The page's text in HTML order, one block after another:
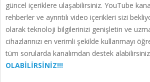
güncel içeriklere ulaşabilirsiniz. YouTube
rehberler ve ayrıntılı video içerikleri sizi
olarak teknoloji bilgilerinizi genişletin ve
cihazlarınızı en verimli şekilde kullanmayı
tüm sorularda kanalımdan destek
OLABİLİRSİNİZ!!!